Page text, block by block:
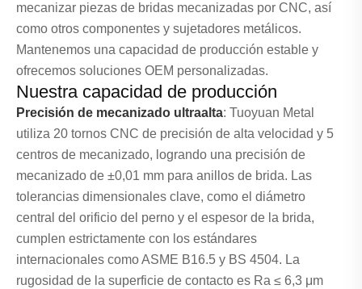
mecanizar piezas de bridas mecanizadas por CNC, así
como otros componentes y sujetadores metálicos.
Mantenemos una capacidad de producción estable y
ofrecemos soluciones OEM personalizadas.
Nuestra capacidad de producción
Precisión de mecanizado ultraalta: Tuoyuan Metal
utiliza 20 tornos CNC de precisión de alta velocidad y 5
centros de mecanizado, logrando una precisión de
mecanizado de ±0,01 mm para anillos de brida. Las
tolerancias dimensionales clave, como el diámetro
central del orificio del perno y el espesor de la brida,
cumplen estrictamente con los estándares
internacionales como ASME B16.5 y BS 4504. La
rugosidad de la superficie de contacto es Ra ≤ 6,3 μm